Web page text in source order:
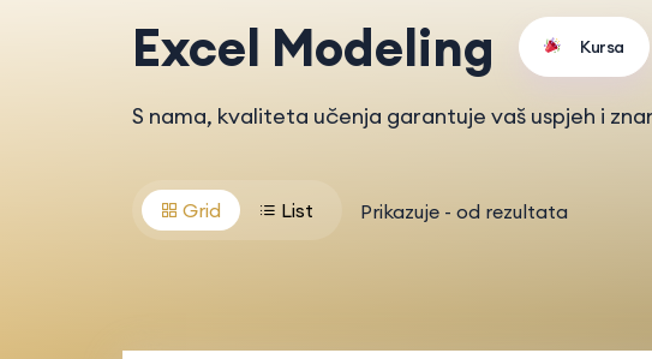
Excel Modeling Kursa
S nama, kvaliteta učenja garantuje vaš uspjeh i
Grid List Prikazuje - od rezultata